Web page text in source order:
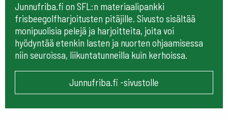
Junnufriba.fi on SFL:n materiaalipankki
frisbeegolfharjoitusten pitäjille. Sivusto sisältää
monipuolisia pelejä ja harjoitteita, joita voi
hyödyntää etenkin lasten ja nuorten ohjaamisessa
niin seuroissa, liikuntatunneilla kuin kerhoissa.
Junnufriba.fi -sivustolle